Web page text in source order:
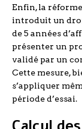
Enfin, la réforme
introduit un
de 5 années
présenter un
validé par un
Cette mesure,
s’appliquer
période d’essai.